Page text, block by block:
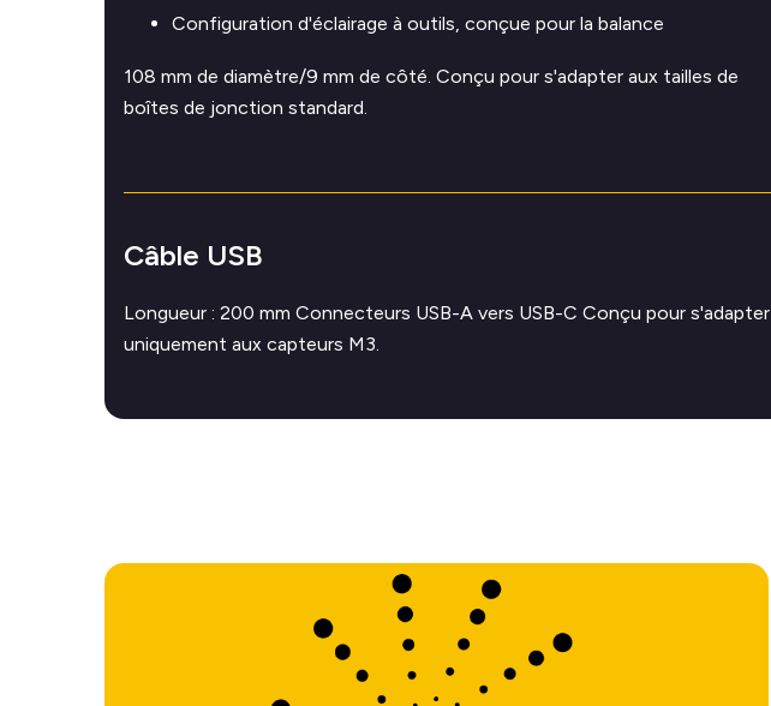
Configuration d'éclairage à outils, conçue pour la balance
108 mm de diamètre/9 mm de côté. Conçu pour s'adapter aux tailles de
boîtes de jonction standard.
Câble USB
Longueur : 200 mm Connecteurs USB-A vers USB-C Conçu pour s'adapter
uniquement aux capteurs M3.